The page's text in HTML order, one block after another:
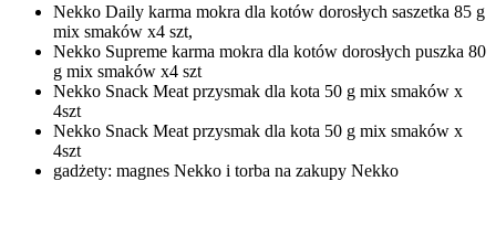
Nekko Daily karma mokra dla kotów dorosłych saszetka 85 g
mix smaków x4 szt,
Nekko Supreme karma mokra dla kotów dorosłych puszka 80
g mix smaków x4 szt
Nekko Snack Meat przysmak dla kota 50 g mix smaków x
4szt
Nekko Snack Meat przysmak dla kota 50 g mix smaków x
4szt
gadżety: magnes Nekko i torba na zakupy Nekko